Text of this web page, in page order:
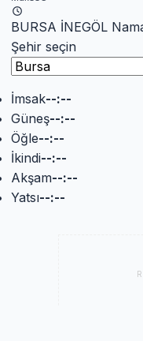
BURSA İNEGÖL
Şehir seçin
İmsak--:--
Güneş--:--
Öğle--:--
İkindi--:--
Akşam--:--
Yatsı--:--